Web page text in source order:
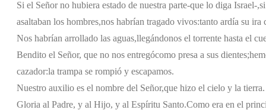
Si el Señor no hubiera estado de nuestra parte-que lo diga Israel-,
asaltaban los hombres,nos habrían tragado vivos:tanto ardía su ira
Nos habrían arrollado las aguas,llegándonos el torrente hasta el
Bendito el Señor, que no nos entregócomo presa a sus dientes;
cazador:la trampa se rompió y escapamos.
Nuestro auxilio es el nombre del Señor,que hizo el cielo y la tierra.
Gloria al Padre, y al Hijo, y al Espíritu Santo.Como era en el